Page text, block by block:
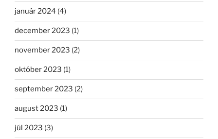
január 2024 (4)
december 2023 (1)
november 2023 (2)
október 2023 (1)
september 2023 (2)
august 2023 (1)
júl 2023 (3)